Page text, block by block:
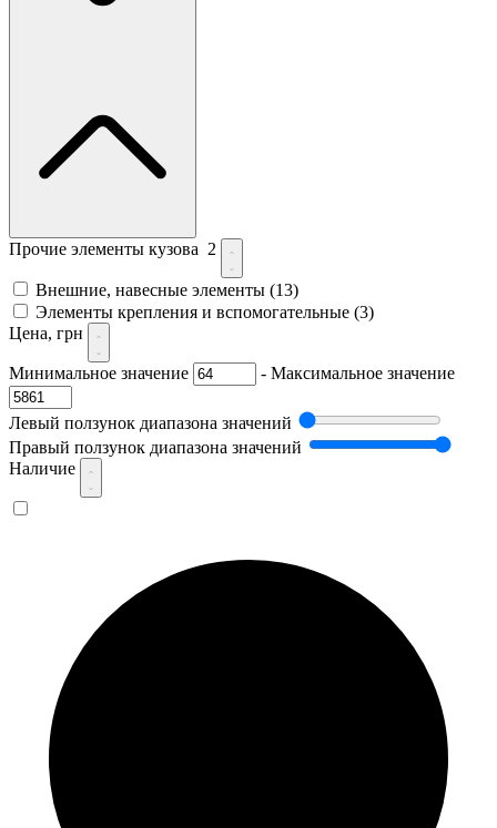
Прочие элементы кузова 2
Внешние, навесные элементы (13)
Элементы крепления и вспомогательные (3)
Цена, грн
Минимальное значение - Максимальное значение
Левый ползунок диапазона значений
Правый ползунок диапазона значений
Наличие